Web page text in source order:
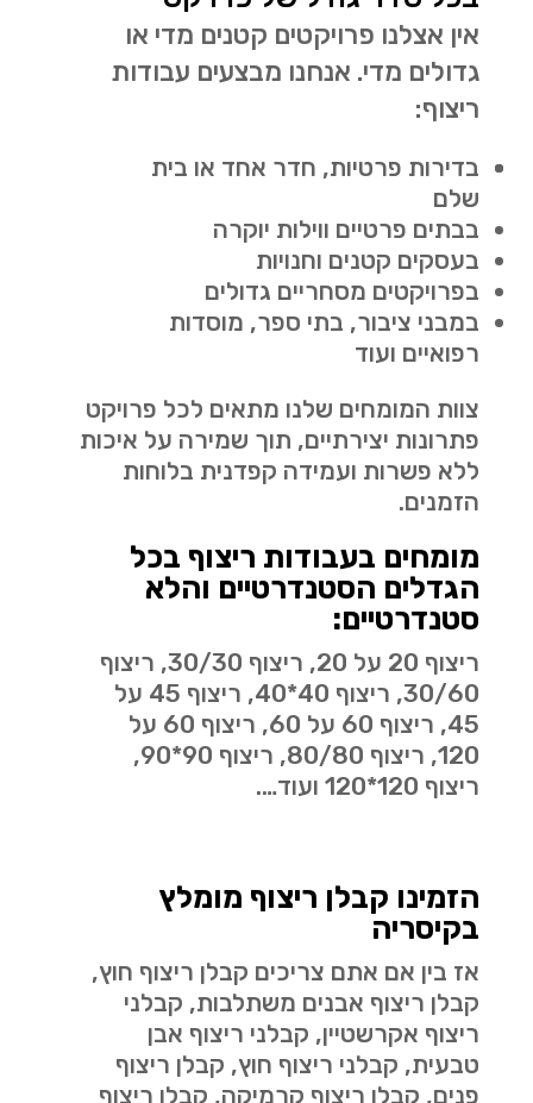
אין אצלנו פרויקטים קטנים מדי או
גדולים מדי. אנחנו מבצעים עבודות
ריצוף:
בדירות פרטיות, חדר אחד או בית
שלם
בבתים פרטיים ווילות יוקרה
בעסקים קטנים וחנויות
בפרויקטים מסחריים גדולים
במבני ציבור, בתי ספר, מוסדות
רפואיים ועוד
צוות המומחים שלנו מתאים לכל פרויקט
פתרונות יצירתיים, תוך שמירה על איכות
ללא פשרות ועמידה קפדנית בלוחות
הזמנים.
מומחים בעבודות ריצוף בכל
הגדלים הסטנדרטיים והלא
סטנדרטיים:
ריצוף 20 על 20, ריצוף 30/30, ריצוף
30/60, ריצוף 40*40, ריצוף 45 על
45, ריצוף 60 על 60, ריצוף 60 על
120, ריצוף 80/80, ריצוף 90*90,
ריצוף 120*120 ועוד….
הזמינו קבלן ריצוף מומלץ
בקיסריה
אז בין אם אתם צריכים קבלן ריצוף חוץ,
קבלן ריצוף אבנים משתלבות, קבלני
ריצוף אקרשטיין, קבלני ריצוף אבן
טבעית, קבלני ריצוף חוץ, קבלן ריצוף
פנים, קבלן ריצוף קרמיקה, קבלן ריצוף